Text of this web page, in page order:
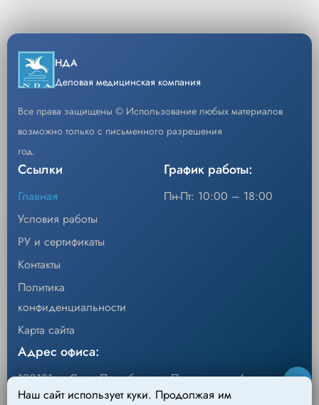
Кол-во
Код 607-101
Описание
Уп/шт.
Кол-во −
Код
Описание
длина рабочей части 9 mm ширина браншей
Уп/шт. 1
Кол-во − + Добавить
Скачать каталог
НДА
Деловая медицинская компания
Все права защищены © Использование любых материалов
возможно только с письменного разрешения
год.
Ссылки
Главная
Условия работы
РУ и сертификаты
Контакты
Политика
конфиденциальности
Карта сайта
График работы:
Пн-Пт: 10:00 – 18:00
Адрес офиса:
190121, г. Санкт-Петербург, ул.Перевозная, 6
Наш сайт использует куки. Продолжая им